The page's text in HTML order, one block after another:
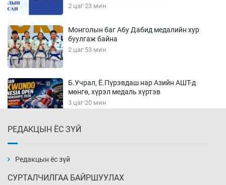
2 цаг 23 мин
Монголын баг Абу Дабид медалийн хур
буулгаж байна
2 цаг 53 мин
Б.Учрал, Ё.Пүрэвдаш нар Азийн АШТ-д
мөнгө, хүрэл медаль хүртэв
3 цаг 20 мин
3 цаг 23 мин
РЕДАКЦЫН ЁС ЗҮЙ
Редакцын ёс зүй
СУРТАЛЧИЛГАА БАЙРШУУЛАХ